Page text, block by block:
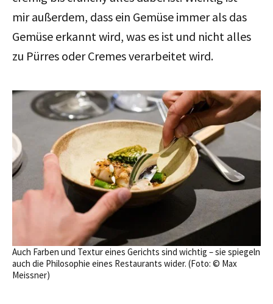
mir außerdem, dass ein Gemüse immer als das
Gemüse erkannt wird, was es ist und nicht alles
zu Pürres oder Cremes verarbeitet wird.
Auch Farben und Textur eines Gerichts sind wichtig – sie spiegeln
auch die Philosophie eines Restaurants wider. (Foto: © Max
Meissner)